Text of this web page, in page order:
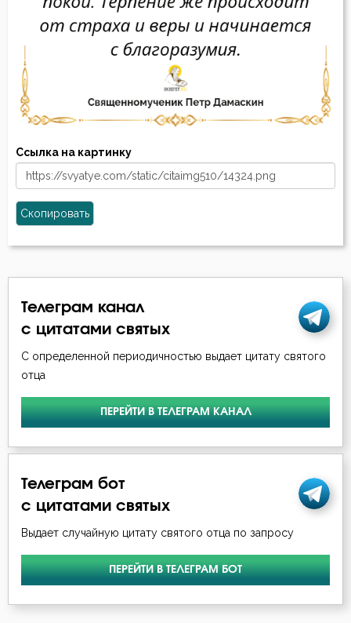
Ссылка на картинку
Скопировать
Телеграм канал
с цитатами святых
С определенной периодичностью выдает цитату святого
отца
ПЕРЕЙТИ В ТЕЛЕГРАМ КАНАЛ
Телеграм бот
с цитатами святых
Выдает случайную цитату святого отца по запросу
ПЕРЕЙТИ В ТЕЛЕГРАМ БОТ